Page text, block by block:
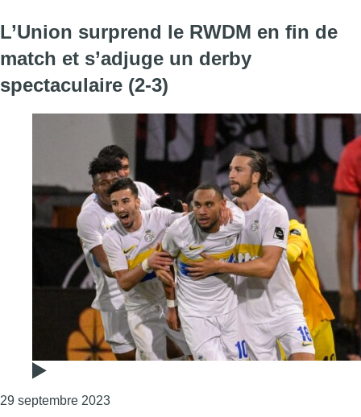
L’Union surprend le RWDM en fin de
match et s’adjuge un derby
spectaculaire (2-3)
29 septembre 2023Consulter l'article "L’Union surprend le